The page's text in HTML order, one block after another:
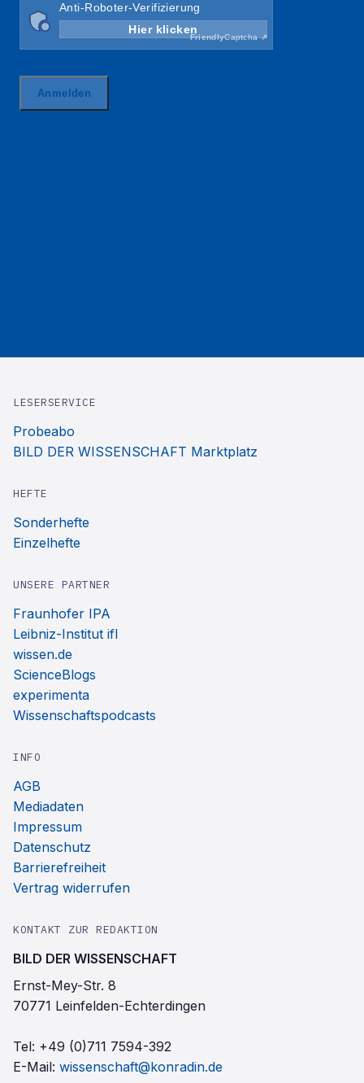
LESERSERVICE
Probeabo
BILD DER WISSENSCHAFT Marktplatz
HEFTE
Sonderhefte
Einzelhefte
UNSERE PARTNER
Fraunhofer IPA
Leibniz-Institut ifl
wissen.de
ScienceBlogs
experimenta
Wissenschaftspodcasts
INFO
AGB
Mediadaten
Impressum
Datenschutz
Barrierefreiheit
Vertrag widerrufen
KONTAKT ZUR REDAKTION
BILD DER WISSENSCHAFT
Ernst-Mey-Str. 8
70771 Leinfelden-Echterdingen
Tel: +49 (0)711 7594-392
E-Mail: wissenschaft@konradin.de